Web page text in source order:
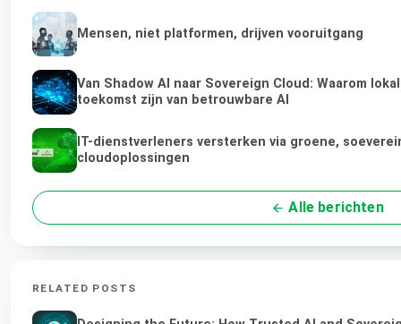
Mensen, niet platformen, drijven vooruitgang
Van Shadow AI naar Sovereign Cloud: Waarom
toekomst zijn van betrouwbare AI
IT-dienstverleners versterken via groene,
cloudoplossingen
Alle berichten
RELATED POSTS